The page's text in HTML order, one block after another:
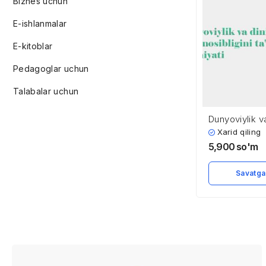
E-ishlanmalar
E-kitoblar
Pedagoglar uchun
Talabalar uchun
Dunyoviylik
mutanosibligini
Xarid qiling
5,900 so'm